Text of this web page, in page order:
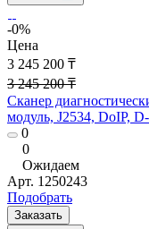
-0%
Цена
3 245 200 ₸
3 245 200 ₸
Сканер
модуль, J2534, DoIP,
0
0
Ожидаем
Арт. 1250243
Подобрать
Заказать